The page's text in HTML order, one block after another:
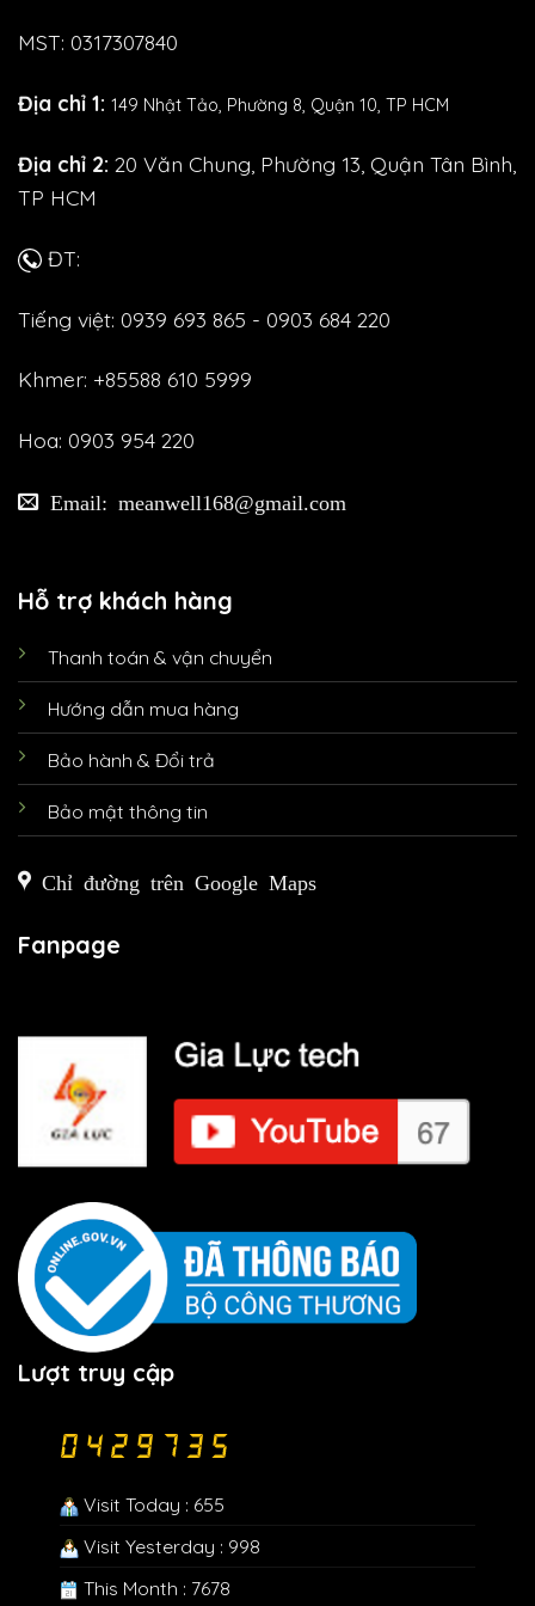
MST: 0317307840
Địa chỉ 1: 149 Nhật Tảo, Phường 8, Quận 10, TP HCM
Địa chỉ 2: 20 Văn Chung, Phường 13, Quận Tân Bình,
TP HCM
ĐT:
Tiếng việt: 0939 693 865 - 0903 684 220
Khmer: +85588 610 5999
Hoa: 0903 954 220
Email: meanwell168@gmail.com
Hỗ trợ khách hàng
Thanh toán & vận chuyển
Hướng dẫn mua hàng
Bảo hành & Đổi trả
Bảo mật thông tin
Chỉ đường trên Google Maps
Fanpage
Lượt truy cập
Visit Today : 655
Visit Yesterday : 998
This Month : 7678